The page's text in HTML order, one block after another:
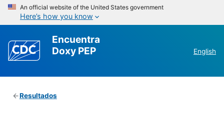
An official website of the United States government
Here’s how you know
Encuentra
Doxy PEP
English
Resultados